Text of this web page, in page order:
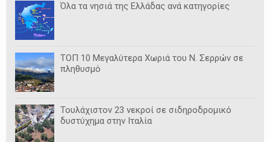
Όλα τα νησιά της Ελλάδας ανά κατηγορίες
ΤΟΠ 10 Μεγαλύτερα Χωριά του Ν. Σερρών σε
πληθυσμό
Τουλάχιστον 23 νεκροί σε σιδηροδρομικό
δυστύχημα στην Ιταλία